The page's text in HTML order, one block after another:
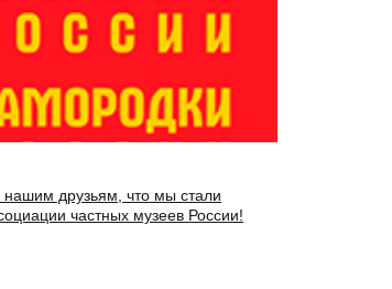
друзьям, что мы стали
частных музеев России!